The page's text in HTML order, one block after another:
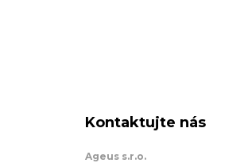
Kontaktujte nás
Ageus s.r.o.